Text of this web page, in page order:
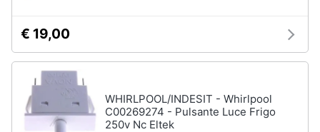
€ 19,00
WHIRLPOOL/INDESIT - Whirlpool
C00269274 - Pulsante Luce Frigo
250v Nc Eltek